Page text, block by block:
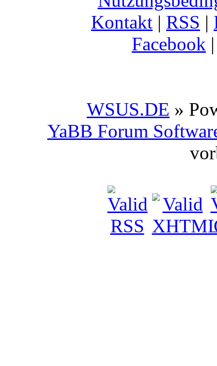
Kontakt | RSS |
Facebook
WSUS.DE »
YaBB Forum